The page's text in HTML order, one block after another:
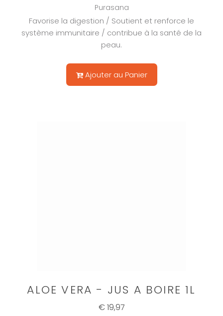
Purasana
Favorise la digestion / Soutient et renforce le
système immunitaire / contribue à la santé de la
peau.
Ajouter au Panier
ALOE VERA - JUS A BOIRE 1L
€ 19,97